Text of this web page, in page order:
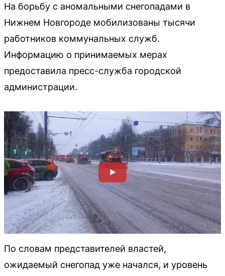
На борьбу с аномальными снегопадами в
Нижнем Новгороде мобилизованы тысячи
работников коммунальных служб.
Информацию о принимаемых мерах
предоставила пресс-служба городской
администрации.
По словам представителей властей,
ожидаемый снегопад уже начался, и уровень